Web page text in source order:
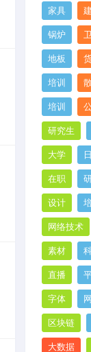
家具
锅炉
地板
培训
培训
研究生
大学
在职
设计
网络技术
素材
直播
字体
区块链
大数据